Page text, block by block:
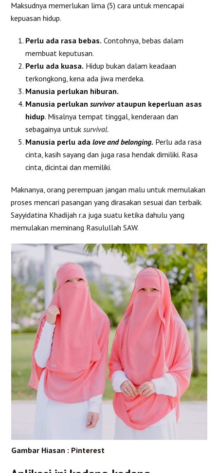
Maksudnya memerlukan lima (5) cara untuk mencapai
kepuasan hidup.
Perlu ada rasa bebas. Contohnya, bebas dalam
membuat keputusan.
Perlu ada kuasa. Hidup bukan dalam keadaan
terkongkong, kena ada jiwa merdeka.
Manusia perlukan hiburan.
Manusia perlukansurvivorataupun keperluan asas
hidup. Misalnya tempat tinggal, kenderaan dan
sebagainya untuksurvival.
Manusia perlu adalove and belonging. Perlu ada rasa
cinta, kasih sayang dan juga rasa hendak dimiliki. Rasa
cinta, dicintai dan memiliki.
Maknanya, orang perempuan jangan malu untuk memulakan
proses mencari pasangan yang dirasakan sesuai dan terbaik.
Sayyidatina Khadijah r.a juga suatu ketika dahulu yang
memulakan meminang Rasulullah SAW.
Gambar Hiasan : Pinterest